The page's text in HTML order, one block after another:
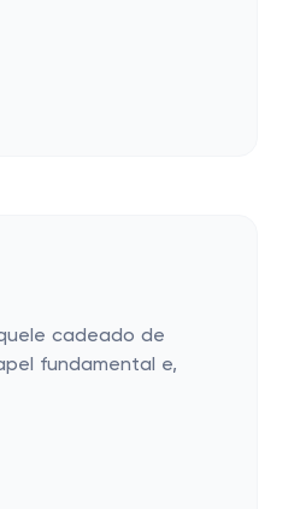
cadeado de
fundamental e,